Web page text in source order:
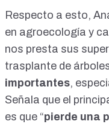
Respecto a esto,
en agroecología y
nos presta sus
trasplante de
importantes,
Señala que el
es que “pierde una